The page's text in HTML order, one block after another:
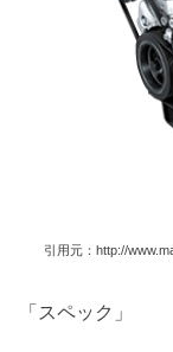
引用元：http://
「スペック」